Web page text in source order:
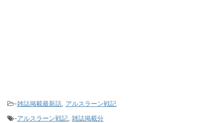
-雑誌掲載最新話, アルスラーン戦記
-アルスラーン戦記, 雑誌掲載分